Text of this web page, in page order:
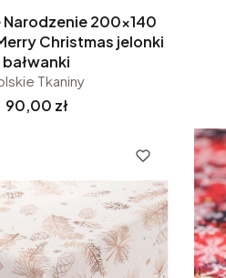
Narodzenie 200x140
Christmas jelonki
bałwanki
Tkaniny
Cena
90,00 zł